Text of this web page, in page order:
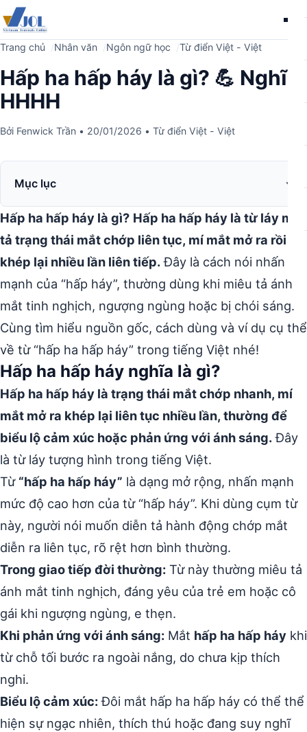
Trang chủ Nhân văn Ngôn ngữ học Từ điển Việt - Việt
Hấp ha hấp háy là gì? 💪 Nghĩa
HHHH
Bởi Fenwick Trần • 20/01/2026 • Từ điển Việt - Việt
Mục lục
Hấp ha hấp háy là gì? Hấp ha hấp háy là từ láy mô
tả trạng thái mắt chớp liên tục, mí mắt mở ra rồi
khép lại nhiều lần liên tiếp.Đây là cách nói nhấn
mạnh của “hấp háy”, thường dùng khi miêu tả ánh
mắt tinh nghịch, ngượng ngùng hoặc bị chói sáng.
Cùng tìm hiểu nguồn gốc, cách dùng và ví dụ cụ thể
về từ “hấp ha hấp háy” trong tiếng Việt nhé!
Hấp ha hấp háy nghĩa là gì?
Hấp ha hấp háy là trạng thái mắt chớp nhanh, mí
mắt mở ra khép lại liên tục nhiều lần, thường để
biểu lộ cảm xúc hoặc phản ứng với ánh sáng.Đây
là từ láy tượng hình trong tiếng Việt.
Từ “hấp ha hấp háy” là dạng mở rộng, nhấn mạnh
mức độ cao hơn của từ “hấp háy”. Khi dùng cụm từ
này, người nói muốn diễn tả hành động chớp mắt
diễn ra liên tục, rõ rệt hơn bình thường.
Trong giao tiếp đời thường: Từ này thường miêu tả
ánh mắt tinh nghịch, đáng yêu của trẻ em hoặc cô
gái khi ngượng ngùng, e thẹn.
Khi phản ứng với ánh sáng: Mắt hấp ha hấp háy khi
từ chỗ tối bước ra ngoài nắng, do chưa kịp thích
nghi.
Biểu lộ cảm xúc:Đôi mắt hấp ha hấp háy có thể thể
hiện sự ngạc nhiên, thích thú hoặc đang suy nghĩ